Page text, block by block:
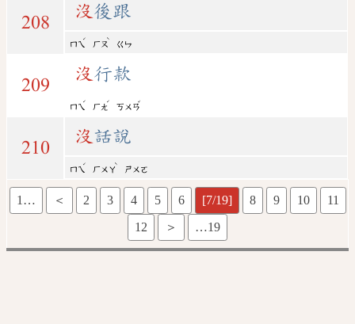
208
沒 後跟
ㄇㄟ
ˊ
ㄏㄡ
ˋ
ㄍㄣ
209
沒 行款
ㄇㄟ
ˊ
ㄏㄤ
ˊ
ㄎㄨㄢ
ˇ
210
沒 話說
ㄇㄟ
ˊ
ㄏㄨㄚ
ˋ
ㄕㄨㄛ
1… ＜ 2 3 4 5 6 [7/19] 8 9 10
11
12
＞ …19